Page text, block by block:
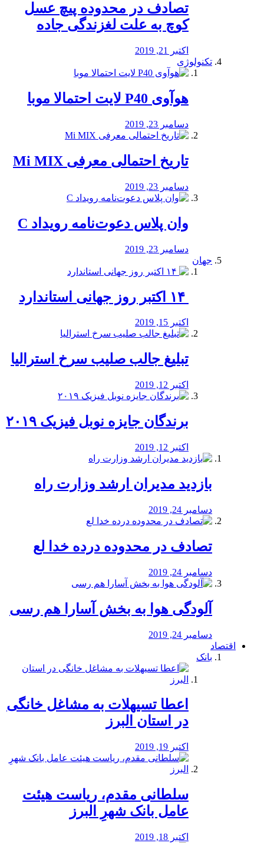
تصادف در محدوده پیچ عسل
کوچ به علت لغزندگی جاده
اکتبر 21, 2019
تکنولوژی
هوآوی P40 لایت احتمالا موبا
دسامبر 23, 2019
تاریخ احتمالی معرفی Mi MIX
دسامبر 23, 2019
وان پلاس دعوت‌نامه رویداد C
دسامبر 23, 2019
جهان
اکتبر 15, 2019
تبلیغ جالب صلیب سرخ استرالیا
اکتبر 12, 2019
برندگان جایزه نوبل فیزیک ۲۰۱۹
اکتبر 12, 2019
بازدید مدیران ارشد وزارت راه
دسامبر 24, 2019
تصادف در محدوده درده خدا لع
دسامبر 24, 2019
آلودگی هوا به بخش آسارا هم رسی
دسامبر 24, 2019
اقتصاد
بانک
️اعطا تسیهلات به مشاغل خانگی
در استان البرز
اکتبر 19, 2019
سلطانی مقدم، ریاست هیئت
عامل بانک شهرِ البرز
اکتبر 18, 2019